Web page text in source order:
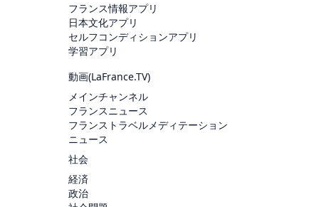
フランス情報アプリ
日本文化アプリ
セルフコンディションアプリ
学習アプリ
動画(LaFrance.TV)
メインチャンネル
フランスニュース
フランストラベルメディテーション
ニュース
社会
経済
政治